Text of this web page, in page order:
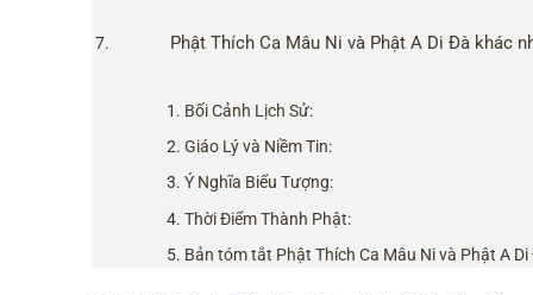
Phật Thích Ca Mâu Ni và Phật A Di Đà khác
Bối Cảnh Lịch Sử:
Giáo Lý và Niềm Tin:
Ý Nghĩa Biểu Tượng:
Thời Điểm Thành Phật:
Bản tóm tắt Phật Thích Ca Mâu Ni và Phật A